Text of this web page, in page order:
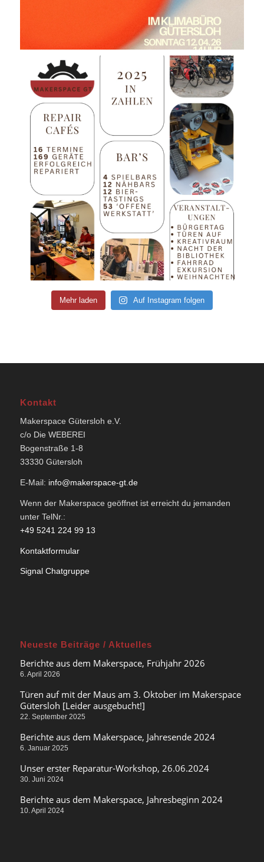
Mehr laden Auf Instagram folgen
Kontakt
Makerspace Gütersloh e.V.
c/o Die WEBEREI
Bogenstraße 1-8
33330 Gütersloh
E-Mail: info@makerspace-gt.de
Wenn der Makerspace geöffnet ist erreicht du jemanden
unter TelNr.:
+49 5241 224 99 13
Kontaktformular
Signal Chatgruppe
Neueste Beiträge / Aktuelles
Berichte aus dem Makerspace, Frühjahr 2026
6. April 2026
Türen auf mit der Maus am 3. Oktober im Makerspace
Gütersloh [Leider ausgebucht!]
22. September 2025
Berichte aus dem Makerspace, Jahresende 2024
6. Januar 2025
Unser erster Reparatur-Workshop, 26.06.2024
30. Juni 2024
Berichte aus dem Makerspace, Jahresbeginn 2024
10. April 2024